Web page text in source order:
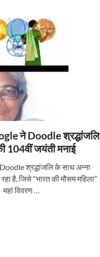
ने Doodle श्रद्धांजलि
104वीं जयंती मनाई
श्रद्धांजलि के साथ अन्ना
है, जिसे “भारत की मौसम महिला”
विवरण …